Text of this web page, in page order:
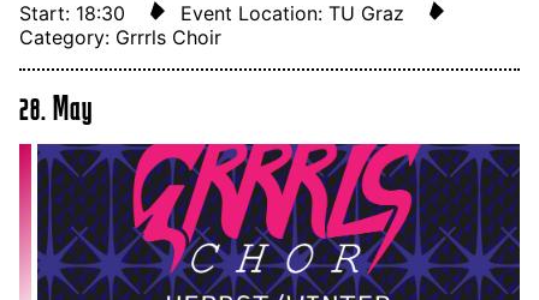
Start: 18:30
Event Location: TU Graz
Category: Grrrls Choir
28. May